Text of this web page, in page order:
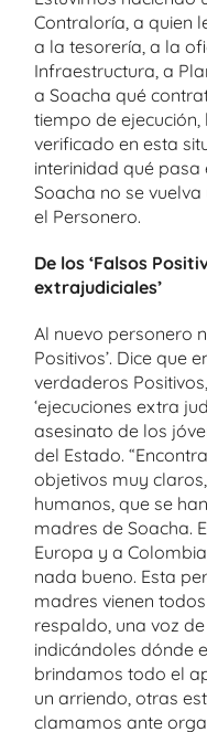
Contraloría, a quien
a la tesorería, a la
Infraestructura, a
a Soacha qué
tiempo de ejecución,
verificado en esta
interinidad qué pasa
Soacha no se
el Personero.
De los ‘Falsos
extrajudiciales’
Al nuevo personero
Positivos’. Dice que
verdaderos
‘ejecuciones extra
asesinato de los
del Estado.
objetivos muy
humanos, que se
madres de Soacha.
Europa y a
nada bueno. Esta
madres vienen
respaldo, una voz
indicándoles dónde
brindamos todo el
un arriendo, otras
clamamos ante